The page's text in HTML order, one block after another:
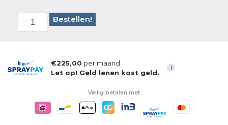
Bestellen!
€225,00 per maand
Let op! Geld lenen kost geld.
i
Veilig betalen met